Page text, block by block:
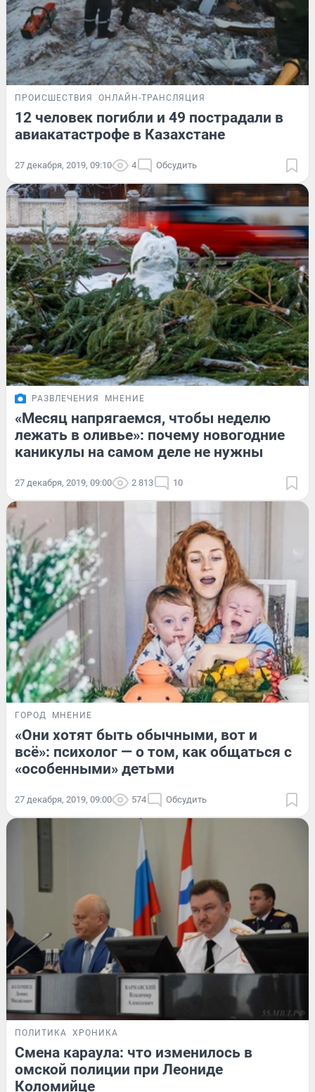
ПРОИСШЕСТВИЯ ОНЛАЙН-ТРАНСЛЯЦИЯ
12 человек погибли и 49 пострадали в
авиакатастрофе в Казахстане
27 декабря, 2019, 09:10 4 Обсудить
РАЗВЛЕЧЕНИЯ МНЕНИЕ
«Месяц напрягаемся, чтобы неделю
лежать в оливье»: почему новогодние
каникулы на самом деле не нужны
27 декабря, 2019, 09:00 2 813 10
ГОРОД МНЕНИЕ
«Они хотят быть обычными, вот и
всё»: психолог — о том, как общаться с
«особенными» детьми
27 декабря, 2019, 09:00 574 Обсудить
ПОЛИТИКА ХРОНИКА
Смена караула: что изменилось в
омской полиции при Леониде
Коломийце